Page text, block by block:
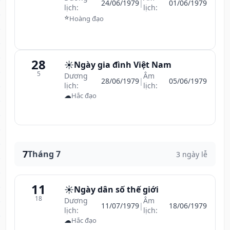
lịch:
24/06/1979 |lịch:
01/06/1979
⭐Hoàng đạo
28
5
☀️Ngày gia đình Việt Nam
Dương
lịch:
28/06/1979|Âm
lịch:
05/06/1979
☁Hắc đạo
7Tháng 7 3 ngày lễ
11
18
☀️Ngày dân số thế giới
Dương
lịch:
11/07/1979|Âm
lịch:
18/06/1979
☁Hắc đạo